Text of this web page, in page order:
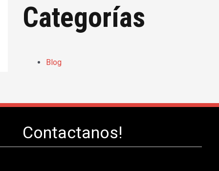
Categorías
Blog
Contactanos!